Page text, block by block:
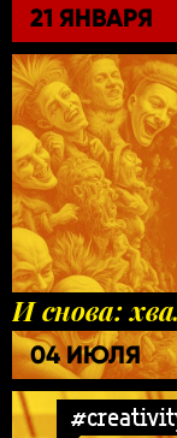
21 ЯНВАРЯ
И снова:
04 ИЮЛЯ